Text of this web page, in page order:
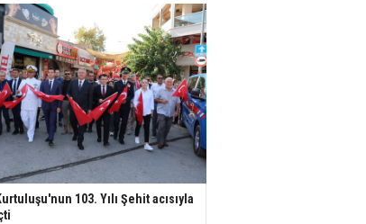
103. Yılı Şehit acısıyla